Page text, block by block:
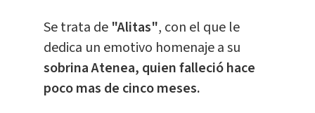
Se trata de "Alitas", con el que le
dedica un emotivo homenaje a su
sobrina Atenea, quien falleció hace
poco mas de cinco meses.